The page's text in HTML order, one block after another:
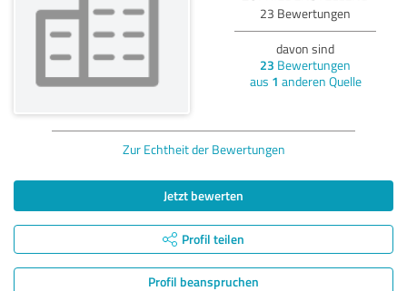
23 Bewertungen
davon sind
23 Bewertungen
aus 1 anderen Quelle
Zur Echtheit der Bewertungen
Jetzt bewerten
Profil teilen
Profil beanspruchen